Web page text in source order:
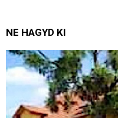
NE HAGYD KI